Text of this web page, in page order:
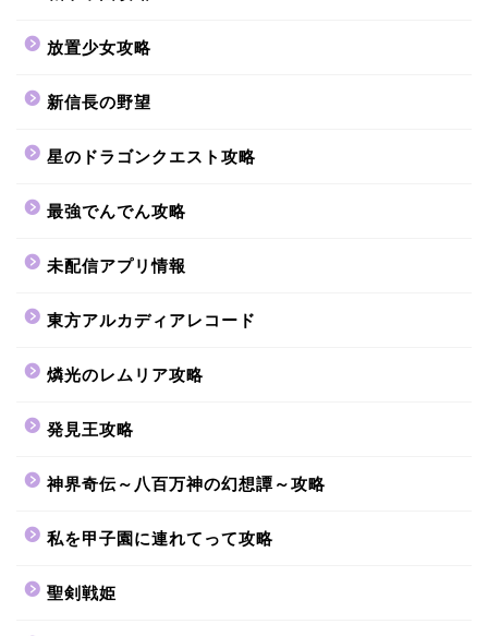
放置少女攻略
新信長の野望
星のドラゴンクエスト攻略
最強でんでん攻略
未配信アプリ情報
東方アルカディアレコード
燐光のレムリア攻略
発見王攻略
神界奇伝～八百万神の幻想譚～攻略
私を甲子園に連れてって攻略
聖剣戦姫